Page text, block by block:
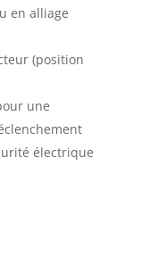
en alliage
(position
une
électrique